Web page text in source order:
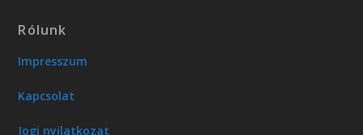
Rólunk
Impresszum
Kapcsolat
Jogi nyilatkozat